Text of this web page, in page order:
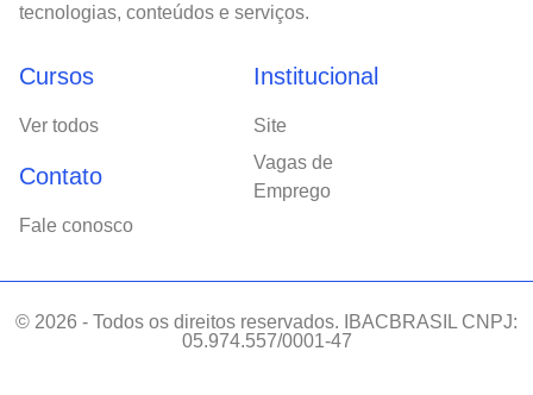
tecnologias, conteúdos e serviços.
Cursos
Ver todos
Contato
Fale conosco
Institucional
Site
Vagas de
Emprego
© 2026 - Todos os direitos reservados. IBACBRASIL CNPJ:
05.974.557/0001-47